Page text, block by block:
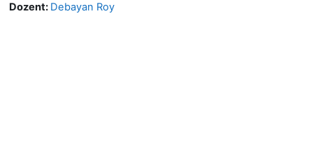
Dozent: Debayan Roy